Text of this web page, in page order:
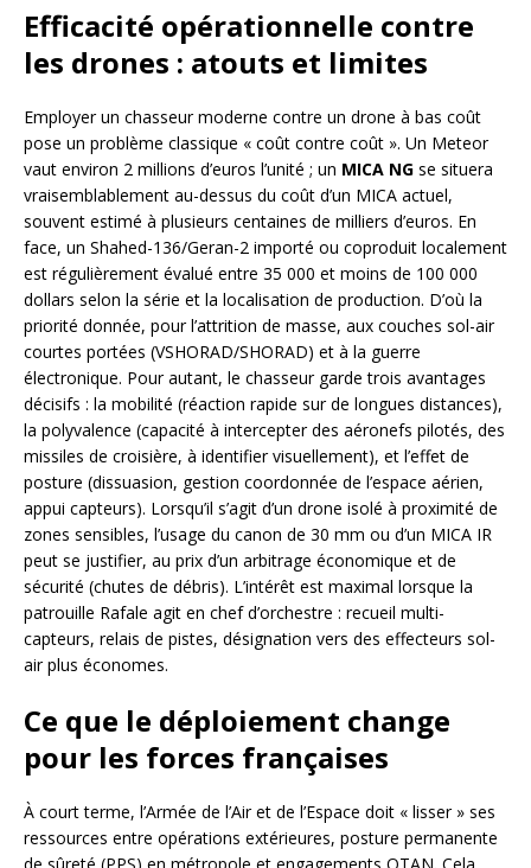
Efficacité opérationnelle contre
les drones : atouts et limites
Employer un chasseur moderne contre un drone à bas coût
pose un problème classique « coût contre coût ». Un Meteor
vaut environ 2 millions d’euros l’unité ; un MICA NG se situera
vraisemblablement au-dessus du coût d’un MICA actuel,
souvent estimé à plusieurs centaines de milliers d’euros. En
face, un Shahed-136/Geran-2 importé ou coproduit localement
est régulièrement évalué entre 35 000 et moins de 100 000
dollars selon la série et la localisation de production. D’où la
priorité donnée, pour l’attrition de masse, aux couches sol-air
courtes portées (VSHORAD/SHORAD) et à la guerre
électronique. Pour autant, le chasseur garde trois avantages
décisifs : la mobilité (réaction rapide sur de longues distances),
la polyvalence (capacité à intercepter des aéronefs pilotés, des
missiles de croisière, à identifier visuellement), et l’effet de
posture (dissuasion, gestion coordonnée de l’espace aérien,
appui capteurs). Lorsqu’il s’agit d’un drone isolé à proximité de
zones sensibles, l’usage du canon de 30 mm ou d’un MICA IR
peut se justifier, au prix d’un arbitrage économique et de
sécurité (chutes de débris). L’intérêt est maximal lorsque la
patrouille Rafale agit en chef d’orchestre : recueil multi-
capteurs, relais de pistes, désignation vers des effecteurs sol-
air plus économes.
Ce que le déploiement change
pour les forces françaises
À court terme, l’Armée de l’Air et de l’Espace doit « lisser » ses
ressources entre opérations extérieures, posture permanente
de sûreté (PPS) en métropole et engagements OTAN. Cela